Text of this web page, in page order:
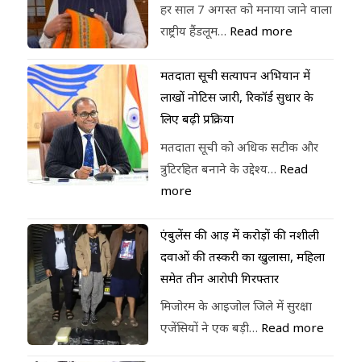
हर साल 7 अगस्त को मनाया जाने वाला
राष्ट्रीय हैंडलूम… Read more
मतदाता सूची सत्यापन अभियान में
लाखों नोटिस जारी, रिकॉर्ड सुधार के
लिए बढ़ी प्रक्रिया
मतदाता सूची को अधिक सटीक और
त्रुटिरहित बनाने के उद्देश्य… Read
more
एंबुलेंस की आड़ में करोड़ों की नशीली
दवाओं की तस्करी का खुलासा, महिला
समेत तीन आरोपी गिरफ्तार
मिजोरम के आइजोल जिले में सुरक्षा
एजेंसियों ने एक बड़ी… Read more